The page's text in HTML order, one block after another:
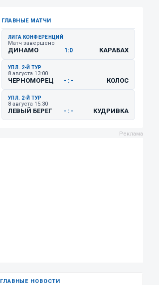
ГЛАВНЫЕ МАТЧИ
ЛИГА КОНФЕРЕНЦИЙ
Матч завершено
ДИНАМО 1:0 КАРАБАХ
УПЛ. 2-Й ТУР
8 августа 13:00
ЧЕРНОМОРЕЦ - : - КОЛОС
УПЛ. 2-Й ТУР
8 августа 15:30
ЛЕВЫЙ БЕРЕГ - : - КУДРИВКА
ГЛАВНЫЕ НОВОСТИ